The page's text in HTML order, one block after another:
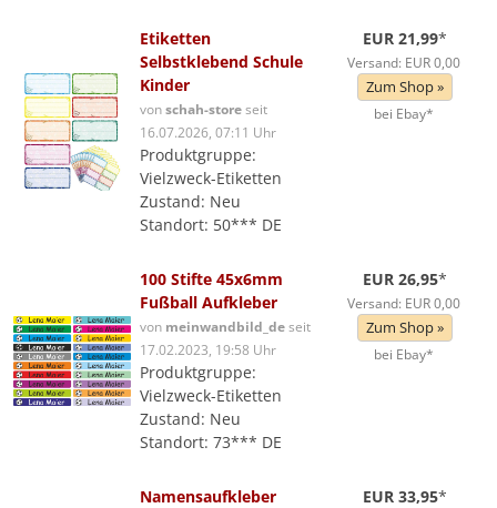
Etiketten
Selbstklebend Schule
Kinder
vonschah-storeseit
16.07.2026, 07:11 Uhr
Produktgruppe:
Vielzweck-Etiketten
Zustand: Neu
Standort: 50*** DE
EUR 21,99*
Versand: EUR 0,00
Zum Shop »
bei Ebay*
100 Stifte 45x6mm
Fußball Aufkleber
von meinwandbild_deseit
17.02.2023, 19:58 Uhr
Produktgruppe:
Vielzweck-Etiketten
Zustand: Neu
Standort: 73*** DE
EUR 26,95*
Versand: EUR 0,00
Zum Shop »
bei Ebay*
Namensaufkleber
EUR 33,95*